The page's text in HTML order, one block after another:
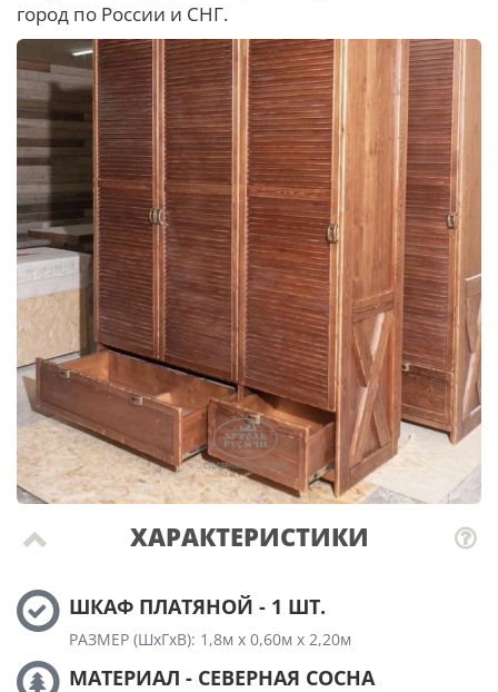
город по России и СНГ.
ХАРАКТЕРИСТИКИ
ШКАФ ПЛАТЯНОЙ - 1 ШТ.
РАЗМЕР (ШхГхВ): 1,8м х 0,60м х 2,20м
МАТЕРИАЛ - СЕВЕРНАЯ СОСНА